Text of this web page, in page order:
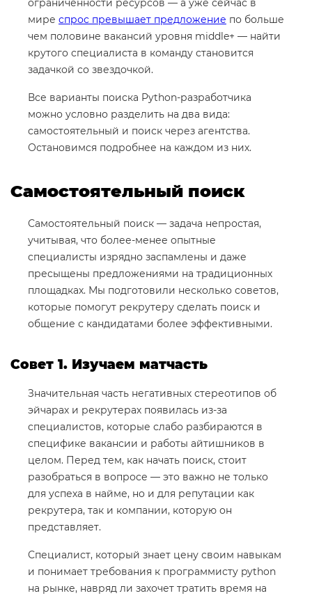
ограниченности ресурсов — а уже сейчас в
мире спрос превышает предложение по больше
чем половине вакансий уровня middle+ — найти
крутого специалиста в команду становится
задачкой со звездочкой.
Все варианты поиска Python-разработчика
можно условно разделить на два вида:
самостоятельный и поиск через агентства.
Остановимся подробнее на каждом из них.
Самостоятельный поиск
Самостоятельный поиск — задача непростая,
учитывая, что более-менее опытные
специалисты изрядно заспамлены и даже
пресыщены предложениями на традиционных
площадках. Мы подготовили несколько советов,
которые помогут рекрутеру сделать поиск и
общение с кандидатами более эффективными.
Совет 1. Изучаем матчасть
Значительная часть негативных стереотипов об
эйчарах и рекрутерах появилась из-за
специалистов, которые слабо разбираются в
специфике вакансии и работы айтишников в
целом. Перед тем, как начать поиск, стоит
разобраться в вопросе — это важно не только
для успеха в найме, но и для репутации как
рекрутера, так и компании, которую он
представляет.
Специалист, который знает цену своим навыкам
и понимает требования к программисту python
на рынке, навряд ли захочет тратить время на